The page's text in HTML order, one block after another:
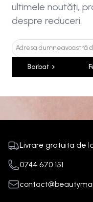
ultimele noutăți,
despre reduceri.
Barbat
Livrare gratuita de
0744 670 151